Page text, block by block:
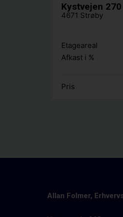
Kystvejen 270
4671 Strøby
Etageareal
Afkast i %
Pris
Allan Folmer,